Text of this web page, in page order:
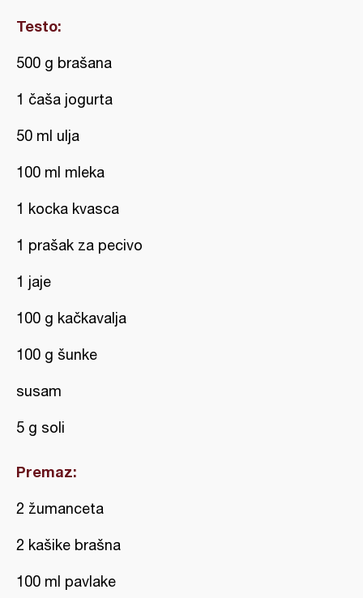
Testo:
500 g brašana
1 čaša jogurta
50 ml ulja
100 ml mleka
1 kocka kvasca
1 prašak za pecivo
1 jaje
100 g kačkavalja
100 g šunke
susam
5 g soli
Premaz:
2 žumanceta
2 kašike brašna
100 ml pavlake